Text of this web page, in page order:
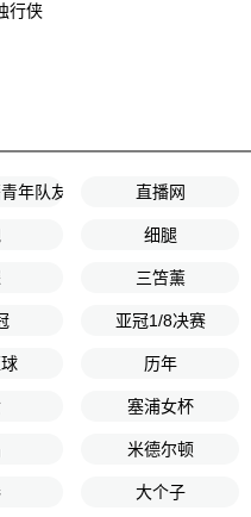
行侠
年队友谊赛 直播网
细腿
三笘薰
亚冠1/8决赛
历年
塞浦女杯
米德尔顿
大个子